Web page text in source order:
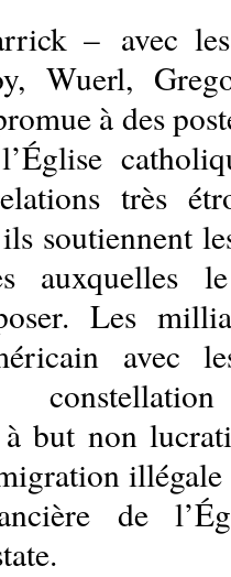
– avec
Wuerl,
à des
très
soutiennent
auxquelles
Les
avec
but non
de